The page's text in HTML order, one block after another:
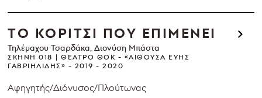
ΤΟ ΚΟΡΙΤΣΙ ΠΟΥ ΕΠΙΜΕΝΕΙ
Τηλέμαχου Τσαρδάκα, Διονύση Μπάστα
ΣΚΗΝΉ 018
ΘΈΑΤΡΟ ΘΟΚ - «ΑΊΘΟΥΣΑ ΕΎΗΣ
ΓΑΒΡΙΗΛΊΔΗΣ»
2019 - 2020
Αφηγητής/Διόνυσος/Πλούτωνας